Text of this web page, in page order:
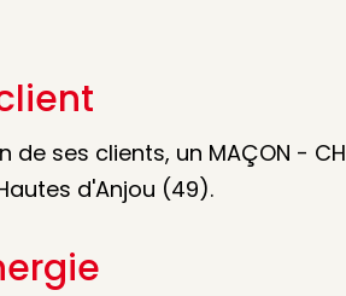
ses clients, un MAÇON -
d'Anjou (49).